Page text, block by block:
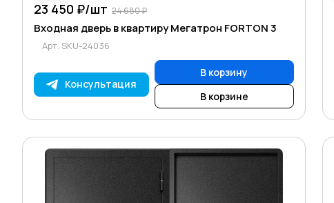
23 450 ₽/шт 24 680 ₽
Входная дверь в квартиру Мегатрон FORTON 3
Арт. SKU-24036
Консультация
В корзину
В корзине